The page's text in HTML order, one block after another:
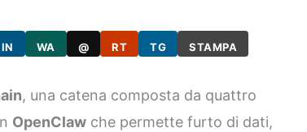
IN WA @ RT TG STAMPA
, una catena composta da quattro
OpenClaw che permette furto di dati,